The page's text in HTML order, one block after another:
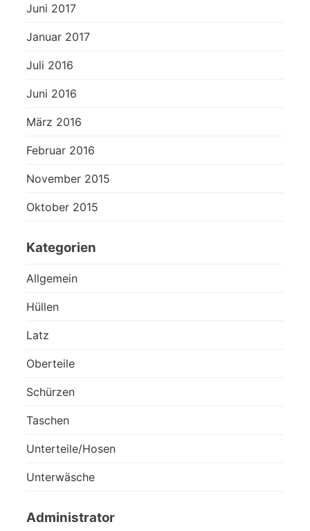
Juni 2017
Januar 2017
Juli 2016
Juni 2016
März 2016
Februar 2016
November 2015
Oktober 2015
Kategorien
Allgemein
Hüllen
Latz
Oberteile
Schürzen
Taschen
Unterteile/Hosen
Unterwäsche
Administrator